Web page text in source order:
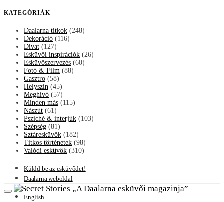
KATEGÓRIÁK
Daalarna titkok (248)
Dekoráció (116)
Divat (127)
Esküvői inspirációk (26)
Esküvőszervezés (60)
Fotó & Film (88)
Gasztro (58)
Helyszín (45)
Meghívó (57)
Minden más (115)
Nászút (61)
Psziché & interjúk (103)
Szépség (81)
Sztáresküvők (182)
Titkos történetek (98)
Valódi esküvők (310)
Küldd be az esküvődet!
Daalarna weboldal
English
A Daalarna esküvői magazinja